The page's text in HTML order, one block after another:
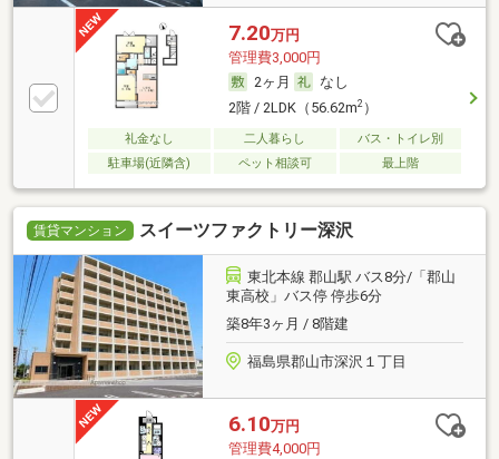
7.20万円
管理費3,000円
2ヶ月
なし
2階 / 2LDK（56.62m2）
礼金なし 二人暮らし
バス・トイレ別
駐車場(近隣含)
ペット相談可 最上階
賃貸マンション スイーツファクトリー深沢
東北本線 郡山駅 バス8分/「郡山
東高校」バス停 停歩6分
築8年3ヶ月 / 8階建
福島県郡山市深沢１丁目
6.10万円
管理費4,000円